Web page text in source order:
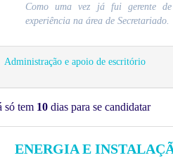
Como uma vez já fui gerente
experiência na área de Secretariado.
Administração e apoio de escritório
só tem 10 dias para se candidatar
ENERGIA E